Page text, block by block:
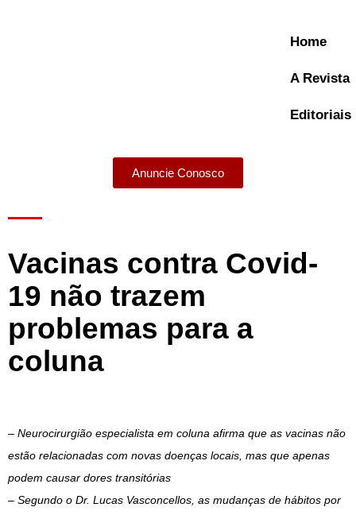
Home
A Revista
Editoriais
Anuncie Conosco
Vacinas contra Covid-
19 não trazem
problemas para a
coluna
– Neurocirurgião especialista em coluna afirma que as vacinas não
estão relacionadas com novas doenças locais, mas que apenas
podem causar dores transitórias
– Segundo o Dr. Lucas Vasconcellos, as mudanças de hábitos por